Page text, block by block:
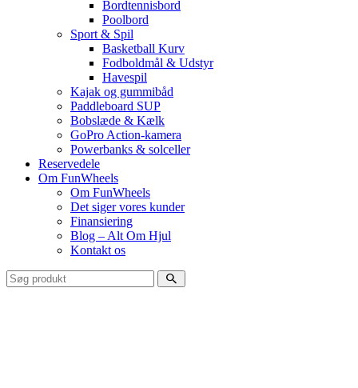
Bordtennisbord
Poolbord
Sport & Spil
Basketball Kurv
Fodboldmål & Udstyr
Havespil
Kajak og gummibåd
Paddleboard SUP
Bobslæde & Kælk
GoPro Action-kamera
Powerbanks & solceller
Reservedele
Om FunWheels
Om FunWheels
Det siger vores kunder
Finansiering
Blog – Alt Om Hjul
Kontakt os